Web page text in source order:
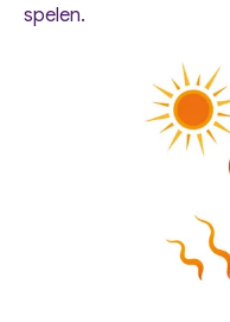
spelen.